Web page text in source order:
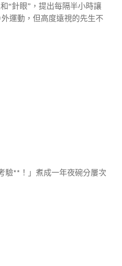
“針眼”，提出每隔半小時讓
運動，但高度遠視的先生不
驗**！」煮成一年夜碗分屢次